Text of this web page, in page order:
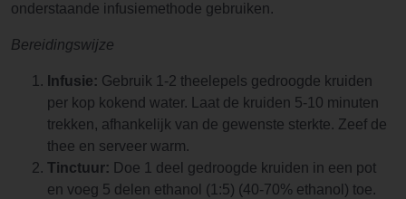
onderstaande infusiemethode gebruiken.
Bereidingswijze
Infusie: Gebruik 1-2 theelepels gedroogde kruiden
per kop kokend water. Laat de kruiden 5-10 minuten
trekken, afhankelijk van de gewenste sterkte. Zeef de
thee en serveer warm.
Tinctuur: Doe 1 deel gedroogde kruiden in een pot
en voeg 5 delen ethanol (1:5) (40-70% ethanol) toe.